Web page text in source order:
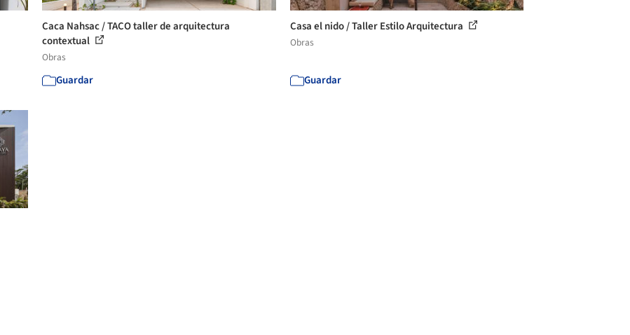
Caca Nahsac / TACO taller de arquitectura
contextual
Obras
Guardar
Casa el nido / Taller Estilo Arquitectura
Obras
Guardar